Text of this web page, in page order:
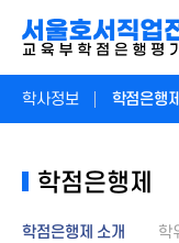
학사정보 학점은행제
학점은행제
학점은행제 소개 학